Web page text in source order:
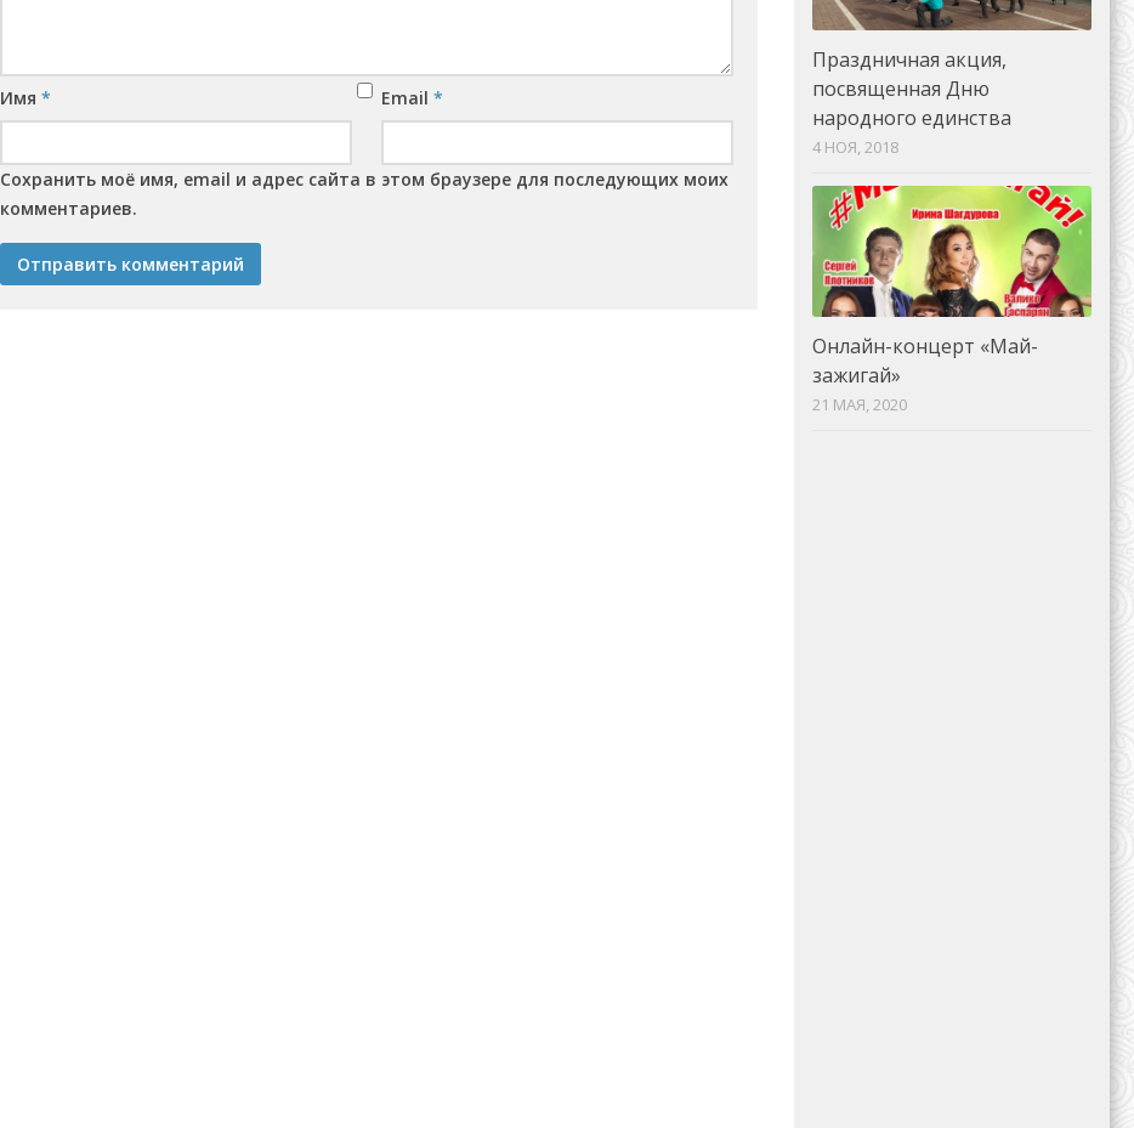
Имя * Email*
Сохранить моё имя, email и адрес сайта в этом браузере для последующих моих
комментариев.
Праздничная акция,
посвященная Дню
народного единства
4 НОЯ, 2018
Онлайн-концерт «Май-
зажигай»
21 МАЯ, 2020